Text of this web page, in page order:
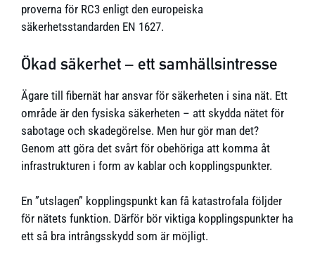
proverna för RC3 enligt den europeiska
säkerhetsstandarden EN 1627.
Ökad säkerhet – ett samhällsintresse
Ägare till fibernät har ansvar för säkerheten i sina nät. Ett
område är den fysiska säkerheten – att skydda nätet för
sabotage och skadegörelse. Men hur gör man det?
Genom att göra det svårt för obehöriga att komma åt
infrastrukturen i form av kablar och kopplingspunkter.
En ”utslagen” kopplingspunkt kan få katastrofala följder
för nätets funktion. Därför bör viktiga kopplingspunkter ha
ett så bra intrångsskydd som är möjligt.